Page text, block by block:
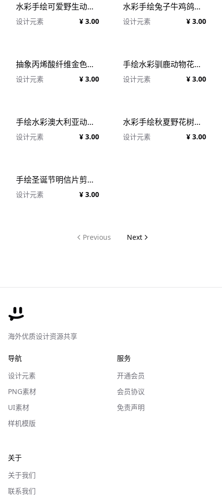
水彩手绘可爱野生动物鸟类植物花卉PNG剪贴画素材合辑 Watercolor Forest Baby Vol.2
设计元素 ¥ 3.00
水彩手绘兔子牛鸡鸽子农场动物建筑植物PNG剪贴画素材合辑 Watercolor Eco Village
设计元素 ¥ 3.00
抽象丙烯酸纤维金色几何形状背景素材合辑 Acrylic Nude & Gold
设计元素 ¥ 3.00
手绘水彩驯鹿动物花卉剪贴画PNG素材合辑 Watercolor Animals & Flowers
设计元素 ¥ 3.00
手绘水彩澳大利亚动物抽象卡通儿童几何图案素材合辑 Watercolor Primitive Australia
设计元素 ¥ 3.00
水彩手绘秋夏野花树枝牡丹花卉装饰元素PNG剪贴画素材 Watercolor Wildflowers
设计元素 ¥ 3.00
手绘圣诞节明信片剪贴画鹿刺猬狐狸企鹅动物圣诞元素 Big Christmas Set
设计元素 ¥ 3.00
Previous Next
海外优质设计资源共享
导航
设计元素
PNG素材
UI素材
样机模版
服务
开通会员
会员协议
免责声明
关于
关于我们
联系我们